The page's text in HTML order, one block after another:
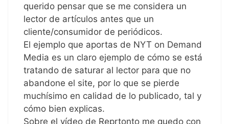
querido pensar que se me considera un
lector de artículos antes que un
cliente/consumidor de periódicos.
El ejemplo que aportas de NYT on Demand
Media es un claro ejemplo de cómo se está
tratando de saturar al lector para que no
abandone el site, por lo que se pierde
muchísimo en calidad de lo publicado, tal y
cómo bien explicas.
Sobre el vídeo de Reprtonto me quedo con